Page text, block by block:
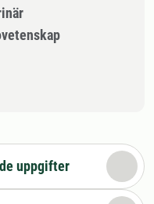
uppgifter